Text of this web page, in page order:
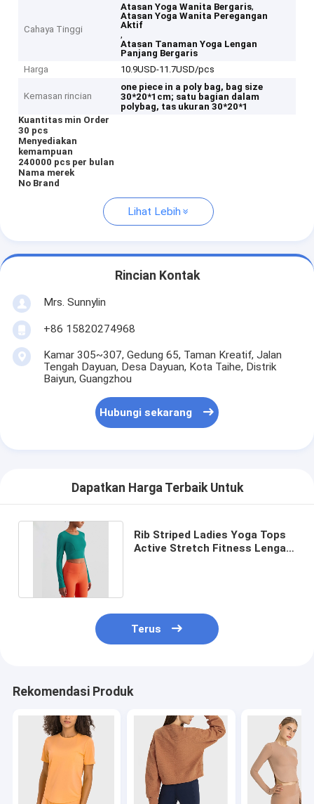
Cahaya Tinggi
Atasan Yoga Wanita Bergaris,
Atasan Yoga Wanita Peregangan
Aktif
,
Atasan Tanaman Yoga Lengan
Panjang Bergaris
Harga
10.9USD-11.7USD/pcs
Kemasan rincian
one piece in a poly bag, bag size
30*20*1cm; satu bagian dalam
polybag, tas ukuran 30*20*1
Kuantitas min Order
30 pcs
Menyediakan
kemampuan
240000 pcs per bulan
Nama merek
No Brand
Lihat Lebih
Rincian Kontak
Mrs. Sunnylin
+86 15820274968
Kamar 305~307, Gedung 65, Taman Kreatif, Jalan
Tengah Dayuan, Desa Dayuan, Kota Taihe, Distrik
Baiyun, Guangzhou
Hubungi sekarang
Dapatkan Harga Terbaik Untuk
Rib Striped Ladies Yoga Tops
Active Stretch Fitness Lengan
Terus
Rekomendasi Produk